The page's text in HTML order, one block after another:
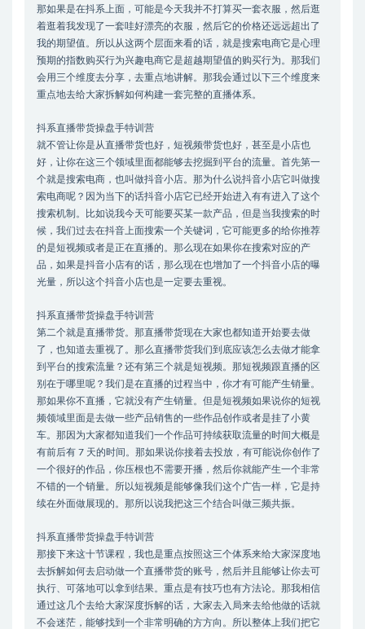
那如果是在抖系上面，可能是今天我并不打算买一套衣服，然后逛
着逛着我发现了一套哇好漂亮的衣服，然后它的价格还远远超出了
我的期望值。所以从这两个层面来看的话，就是搜索电商它是心理
预期的指数购买行为兴趣电商它是超越期望值的购买行为。那我们
会用三个维度去分享，去重点地讲解。那我会通过以下三个维度来
重点地去给大家拆解如何构建一套完整的直播体系。
抖系直播带货操盘手特训营
就不管让你是从直播带货也好，短视频带货也好，甚至是小店也
好，让你在这三个领域里面都能够去挖掘到平台的流量。首先第一
个就是搜索电商，也叫做抖音小店。那为什么说抖音小店它叫做搜
索电商呢？因为当下的话抖音小店它已经开始进入有有进入了这个
搜索机制。比如说我今天可能要买某一款产品，但是当我搜索的时
候，我们过去在抖音上面搜索一个关键词，它可能更多的给你推荐
的是短视频或者是正在直播的。那么现在如果你在搜索对应的产
品，如果是抖音小店有的话，那么现在也增加了一个抖音小店的曝
光量，所以这个抖音小店也是一定要去重视。
抖系直播带货操盘手特训营
第二个就是直播带货。那直播带货现在大家也都知道开始要去做
了，也知道去重视了。那么直播带货我们到底应该怎么去做才能拿
到平台的搜索流量？还有第三个就是短视频。那短视频跟直播的区
别在于哪里呢？我们是在直播的过程当中，你才有可能产生销量。
那如果你不直播，它就没有产生销量。但是短视频如果说你的短视
频领域里面是去做一些产品销售的一些作品创作或者是挂了小黄
车。那因为大家都知道我们一个作品可持续获取流量的时间大概是
有前后有 7 天的时间。那如果说你接着去投放，有可能说你创作了
一个很好的作品，你压根也不需要开播，然后你就能产生一个非常
不错的一个销量。所以短视频是能够像我们这个广告一样，它是持
续在外面做展现的。那所以说我把这三个结合叫做三频共振。
抖系直播带货操盘手特训营
那接下来这十节课程，我也是重点按照这三个体系来给大家深度地
去拆解如何去启动做一个直播带货的账号，然后并且能够让你去可
执行、可落地可以拿到结果。重点是有技巧也有方法论。那我相信
通过这几个去给大家深度拆解的话，大家去入局来去给他做的话就
不会迷茫，能够找到一个非常明确的方方向。所以整体上我们把它